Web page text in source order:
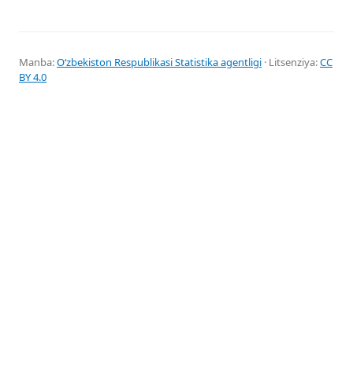
Manba:Oʻzbekiston Respublikasi Statistika agentligi · Litsenziya:CC
BY 4.0